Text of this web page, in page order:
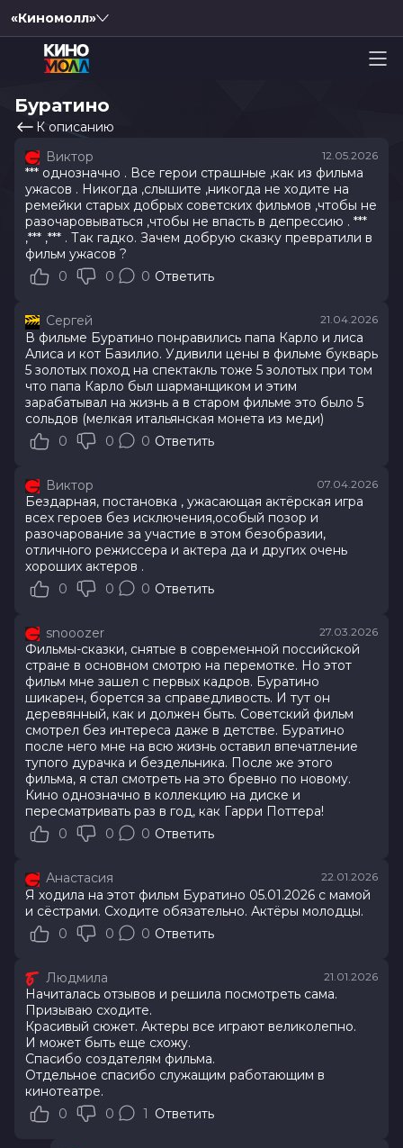
«Киномолл»
Буратино
К описанию
Виктор
12.05.2026
*** однозначно . Все герои страшные ,как из фильма
ужасов . Никогда ,слышите ,никогда не ходите на
ремейки старых добрых советских фильмов ,чтобы не
разочаровываться ,чтобы не впасть в депрессию . ***
,*** ,*** . Так гадко. Зачем добрую сказку превратили в
фильм ужасов ?
0
0 0 Ответить
Сергей 21.04.2026
В фильме Буратино понравились папа Карло и лиса
Алиса и кот Базилио. Удивили цены в фильме букварь
5 золотых поход на спектакль тоже 5 золотых при том
что папа Карло был шарманщиком и этим
зарабатывал на жизнь а в старом фильме это было 5
сольдов (мелкая итальянская монета из меди)
0
0 0 Ответить
Виктор 07.04.2026
Бездарная, постановка , ужасающая актёрская игра
всех героев без исключения,особый позор и
разочарование за участие в этом безобразии,
отличного режиссера и актера да и других очень
хороших актеров .
0
0 0 Ответить
snooozer 27.03.2026
Фильмы-сказки, снятые в современной поссийской
стране в основном смотрю на перемотке. Но этот
фильм мне зашел с первых кадров. Буратино
шикарен, борется за справедливость. И тут он
деревянный, как и должен быть. Советский фильм
смотрел без интереса даже в детстве. Буратино
после него мне на всю жизнь оставил впечатление
тупого дурачка и бездельника. После же этого
фильма, я стал смотреть на это бревно по новому.
Кино однозначно в коллекцию на диске и
пересматривать раз в год, как Гарри Поттера!
0
0 0 Ответить
Анастасия 22.01.2026
Я ходила на этот фильм Буратино 05.01.2026 с мамой
и сёстрами. Сходите обязательно. Актёры молодцы.
0
0 0 Ответить
Людмила 21.01.2026
Начиталась отзывов и решила посмотреть сама.
Призываю сходите.
Красивый сюжет. Актеры все играют великолепно.
И может быть еще схожу.
Спасибо создателям фильма.
Отдельное спасибо служащим работающим в
кинотеатре.
0
0 1 Ответить